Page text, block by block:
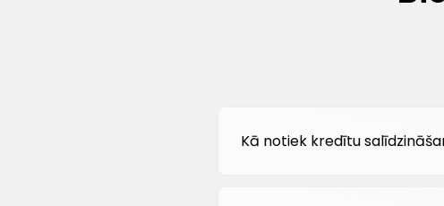
Kā notiek kredītu